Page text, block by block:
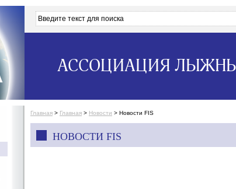
АССОЦИАЦИЯ
Главная > Главная > Новости > Новости FIS
НОВОСТИ FIS